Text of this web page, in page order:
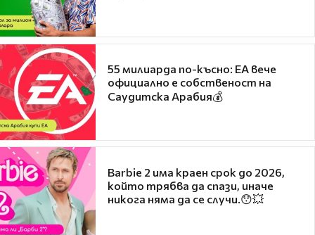
55 милиарда по-късно: EA вече
официално е собственост на
Саудитска Арабия💰
Barbie 2 има краен срок до 2026,
който трябва да спази, иначе
никога няма да се случи.😯💥